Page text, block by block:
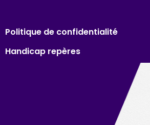
Politique de confidentialité
Handicap repères